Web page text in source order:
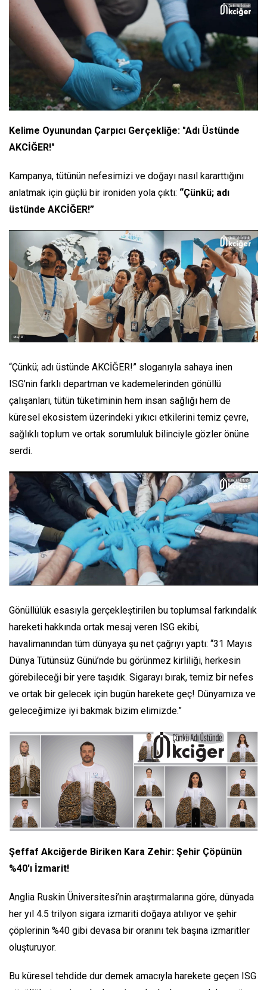
Kelime Oyunundan Çarpıcı Gerçekliğe: "Adı Üstünde
AKCİĞER!"
Kampanya, tütünün nefesimizi ve doğayı nasıl kararttığını
anlatmak için güçlü bir ironiden yola çıktı: “Çünkü; adı
üstünde AKCİĞER!”
“Çünkü; adı üstünde AKCİĞER!” sloganıyla sahaya inen
ISG’nin farklı departman ve kademelerinden gönüllü
çalışanları, tütün tüketiminin hem insan sağlığı hem de
küresel ekosistem üzerindeki yıkıcı etkilerini temiz çevre,
sağlıklı toplum ve ortak sorumluluk bilinciyle gözler önüne
serdi.
Gönüllülük esasıyla gerçekleştirilen bu toplumsal farkındalık
hareketi hakkında ortak mesaj veren ISG ekibi,
havalimanından tüm dünyaya şu net çağrıyı yaptı: “31 Mayıs
Dünya Tütünsüz Günü’nde bu görünmez kirliliği, herkesin
görebileceği bir yere taşıdık. Sigarayı bırak, temiz bir nefes
ve ortak bir gelecek için bugün harekete geç! Dünyamıza ve
geleceğimize iyi bakmak bizim elimizde.”
Şeffaf Akciğerde Biriken Kara Zehir: Şehir Çöpünün
%40'ı İzmarit!
Anglia Ruskin Üniversitesi’nin araştırmalarına göre, dünyada
her yıl 4.5 trilyon sigara izmariti doğaya atılıyor ve şehir
çöplerinin %40 gibi devasa bir oranını tek başına izmaritler
oluşturuyor.
Bu küresel tehdide dur demek amacıyla harekete geçen ISG